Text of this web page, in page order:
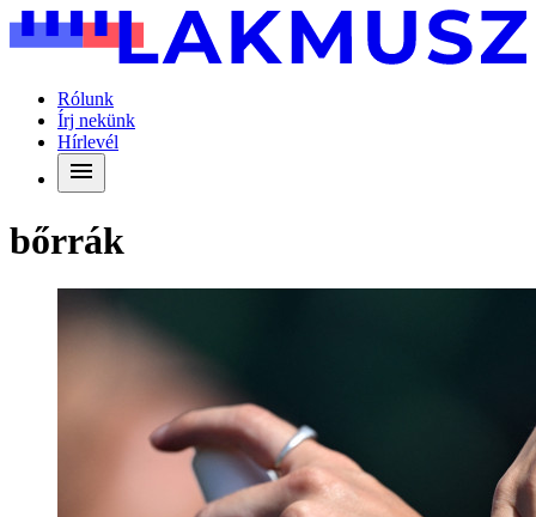
Rólunk
Írj nekünk
Hírlevél
bőrrák